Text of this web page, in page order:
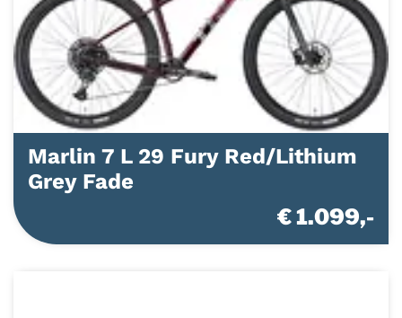
Marlin 7 L 29 Fury Red/Lithium
Grey Fade
€ 1.099,-